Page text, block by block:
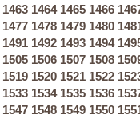
1463 1464 1465 1466
1477 1478 1479 1480
1491 1492 1493 1494
1505 1506 1507 1508
1519 1520 1521 1522
1533 1534 1535 1536
1547 1548 1549 1550